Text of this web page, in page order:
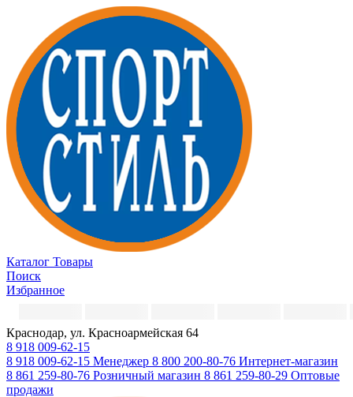
Каталог Товары
Поиск
Избранное
Краснодар, ул. Красноармейская 64
8 918 009-62-15
8 918 009-62-15 Менеджер 8 800 200-80-76 Интернет-магазин
8 861 259-80-76 Розничный магазин 8 861 259-80-29 Оптовые
продажи